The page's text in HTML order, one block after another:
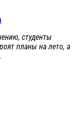
студенты
планы на лето, а